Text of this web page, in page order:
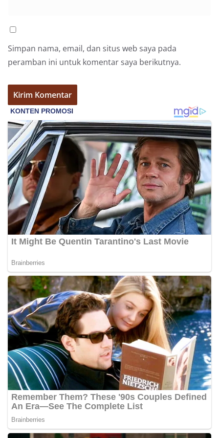
warga agar mulai mempersiapkan dan memasang
bendera Merah Putih di depan rumah masing-
masing secara penuh. Ini adalah bentuk
perjuangan para pahlawan yang telah merebut
kemerdekaan,” ujar Aiptu Muliyadi Suraukur saat
berdialog dengan warga.‎‎Ia juga menambahkan
agar warga memperhatikan kondisi bendera yang
akan dikibarkan, memastikan bendera dalam
keadaan bersih, tidak sobek, dan layak untuk
dikibarkan sebagai simbol kehormatan
negara.‎‎‎Selain menyampaikan imbauan terkait
bendera, kegiatan sambang DDS ini juga
dimanfaatkan sebagai sarana deteksi dini (early
warning) guna mengantisipasi potensi gangguan
keamanan dan ketertiban masyarakat
(Kamtibmas) di lingkungan tempat tinggal warga.
Melalui interaksi langsung tersebut,
Bhabinkamtibmas dapat menghimpun informasi
awal terkait situasi sosial, potensi kerawanan,
maupun hal-hal yang dapat mengganggu
perayaan HUT Kemerdekaan RI yang biasanya
diwarnai dengan berbagai kegiatan dan
keramaian warga.‎‎Dengan adanya deteksi dini ini,
diharapkan potensi gangguan keamanan dapat
diantisipasi sejak awal sehingga situasi di
Kelurahan Sunggal tetap terjaga aman, tertib,
dan kondusif hingga puncak perayaan HUT
Kemerdekaan RI berlangsung.‎‎Wujud Kedekatan
Polri dengan Masyarakat‎Kegiatan sambang Door
to Door System ini merupakan salah satu bentuk
implementasi program Polri Presisi yang
mengedepankan kehadiran dan kedekatan
personel Kepolisian dengan masyarakat. Melalui
kegiatan semacam ini, Bhabinkamtibmas tidak
hanya berperan sebagai penyampai informasi
dan imbauan, tetapi juga sebagai mitra
masyarakat dalam menjaga keamanan lingkungan
secara bersama-sama.‎‎Kehadiran
Simpan nama, email, dan situs web saya pada
peramban ini untuk komentar saya berikutnya.